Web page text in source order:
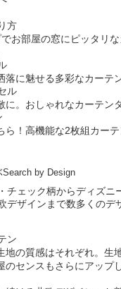
お部屋の窓にピッタリ
落に魅せる多彩なカーテ
に。おしゃれなカーテン
ら！高機能な2枚組カー
Search by Design
チェック柄からディズニ
デザインまで数多くのデ
地の質感はそれぞれ。生
のセンスもさらにアップ